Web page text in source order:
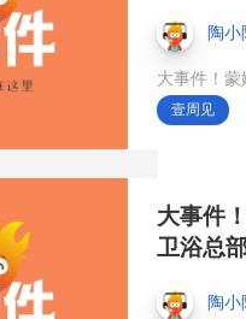
品牌
45届佛
10月18
出口#
瓷砖
陶小
大事件！
壹周见
大事件
卫浴总
陶小